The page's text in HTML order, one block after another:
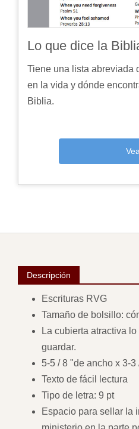
Lo que dice la
Tiene una lista abreviada
en la vida y dónde
Biblia.
Vea
Descripción
Escrituras RVG
Tamaño de bolsillo:
La cubierta atractiva
guardar.
5-5 / 8 "de ancho x 3-3
Texto de fácil lectura
Tipo de letra: 9 pt
Espacio para sellar la